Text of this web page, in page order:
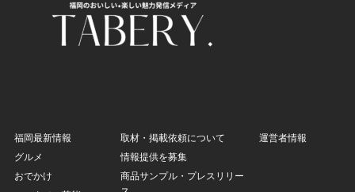
福岡最新情報
グルメ
おでかけ
取材・掲載依頼について
情報提供を募集
商品サンプル・プレスリリー
運営者情報